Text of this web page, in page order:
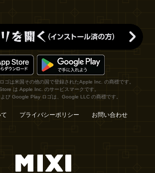
ゴは米国その他の国で登録されたApple Inc. の商標です。
は Apple Inc. のサービスマークです。
び Google Play ロゴは、Google LLC の商標です。
プライバシーポリシー お問い合わせ